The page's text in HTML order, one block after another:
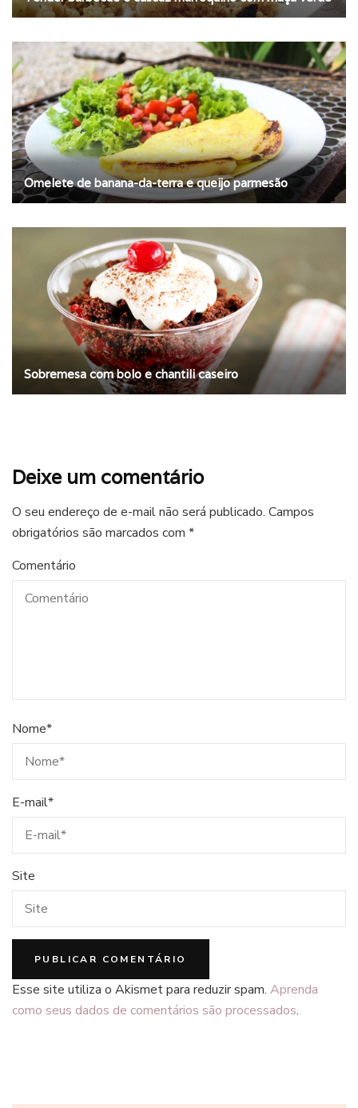
Omelete de banana-da-terra e queijo parmesão
Sobremesa com bolo e chantili caseiro
Deixe um comentário
O seu endereço de e-mail não será publicado. Campos
obrigatórios são marcados com *
Comentário
Nome*
E-mail*
Site
Esse site utiliza o Akismet para reduzir spam. Aprenda
como seus dados de comentários são processados.